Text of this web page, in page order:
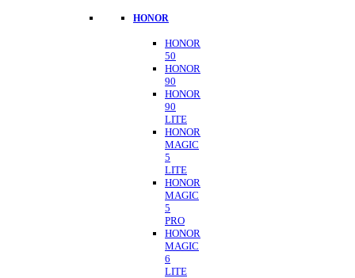
HONOR
HONOR
50
HONOR
90
HONOR
90
LITE
HONOR
MAGIC
5
LITE
HONOR
MAGIC
5
PRO
HONOR
MAGIC
6
LITE